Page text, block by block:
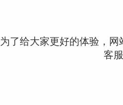
为了给大家更好的体验，
客